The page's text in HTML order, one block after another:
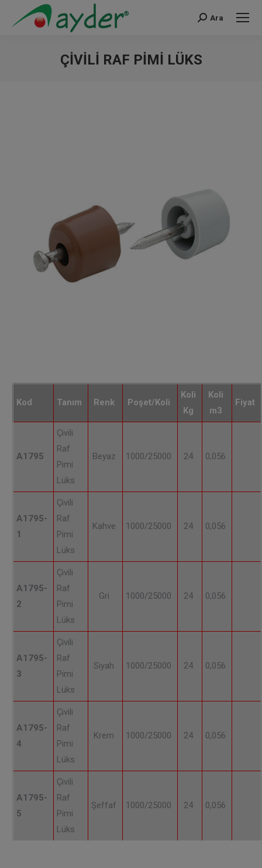
Search:
Ara
ÇIVILI RAF PIMI LÜKS
Kod Tanım Renk Poşet/Koli
Koli
Kg
Koli
m3
Fiyat
A1795
Çivili
Raf
Pimi
Lüks
Beyaz 1000/25000 24 0,056
A1795-
1
Çivili
Raf
Pimi
Lüks
Kahve 1000/25000 24 0,056
A1795-
2
Çivili
Raf
Pimi
Lüks
Gri 1000/25000 24 0,056
A1795-
3
Çivili
Raf
Pimi
Lüks
Siyah 1000/25000 24 0,056
A1795-
4
Çivili
Raf
Pimi
Lüks
Krem 1000/25000 24 0,056
A1795-
5
Çivili
Raf
Pimi
Lüks
Şeffaf 1000/25000 24 0,056